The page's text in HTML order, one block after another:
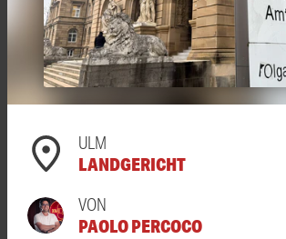
ULM
LANDGERICHT
VON
PAOLO PERCOCO